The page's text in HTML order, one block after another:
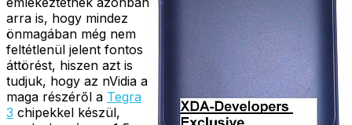
arra is, hogy mindez
önmagában még nem
feltétlenül jelent fontos
áttörést, hiszen azt is
tudjuk, hogy az nVidia a
maga részéről a Tegra
3 chipekkel készül,